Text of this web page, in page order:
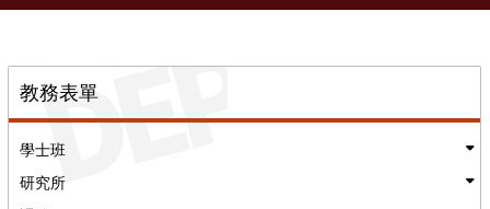
教務表單
學士班
研究所